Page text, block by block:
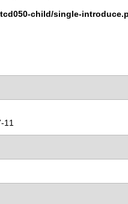
child/single-
11